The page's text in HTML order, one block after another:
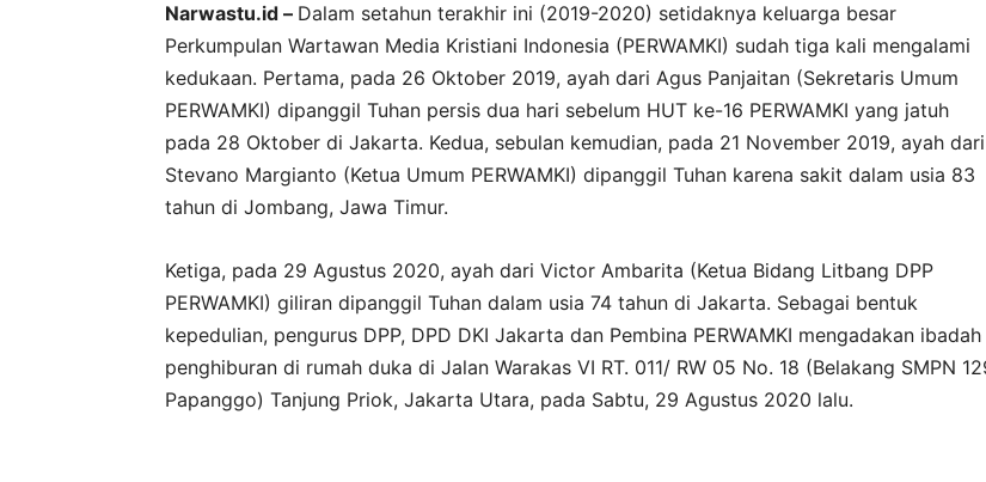
Narwastu.id – Dalam setahun terakhir ini (2019-2020) setidaknya keluarga besar
Perkumpulan Wartawan Media Kristiani Indonesia (PERWAMKI) sudah tiga kali mengalami
kedukaan. Pertama, pada 26 Oktober 2019, ayah dari Agus Panjaitan (Sekretaris Umum
PERWAMKI) dipanggil Tuhan persis dua hari sebelum HUT ke-16 PERWAMKI yang jatuh
pada 28 Oktober di Jakarta. Kedua, sebulan kemudian, pada 21 November 2019, ayah dari
Stevano Margianto (Ketua Umum PERWAMKI) dipanggil Tuhan karena sakit dalam usia 83
tahun di Jombang, Jawa Timur.
Ketiga, pada 29 Agustus 2020, ayah dari Victor Ambarita (Ketua Bidang Litbang DPP
PERWAMKI) giliran dipanggil Tuhan dalam usia 74 tahun di Jakarta. Sebagai bentuk
kepedulian, pengurus DPP, DPD DKI Jakarta dan Pembina PERWAMKI mengadakan ibadah
penghiburan di rumah duka di Jalan Warakas VI RT. 011/ RW 05 No. 18 (Belakang SMPN
Papanggo) Tanjung Priok, Jakarta Utara, pada Sabtu, 29 Agustus 2020 lalu.